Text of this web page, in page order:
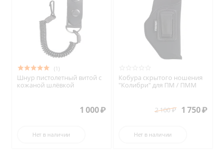
(1)
Шнур пистолетный витой с
кожаной шлёвкой
1 000₽
Нет в наличии
Кобура скрытого ношения
"Колибри" для ПМ / ПММ
2 100₽ 1 750₽
Нет в наличии